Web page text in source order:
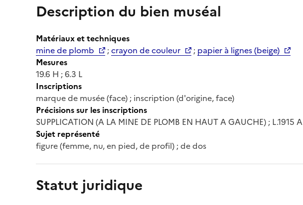
Description du bien muséal
Matériaux et techniques
mine de plomb
;crayon de couleur ; papier à lignes (beige)
Mesures
19.6 H ; 6.3 L
Inscriptions
marque de musée (face) ; inscription (d'origine, face)
Précisions sur les inscriptions
SUPPLICATION (A LA MINE DE PLOMB EN HAUT A GAUCHE) ; L.1915 A
Sujet représenté
figure (femme, nu, en pied, de profil) ; de dos
Statut juridique